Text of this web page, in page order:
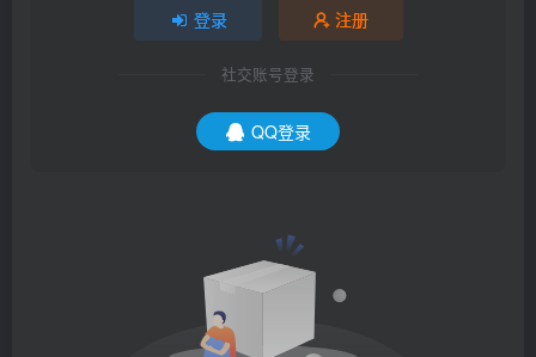
登录 注册
社交账号登录
QQ登录